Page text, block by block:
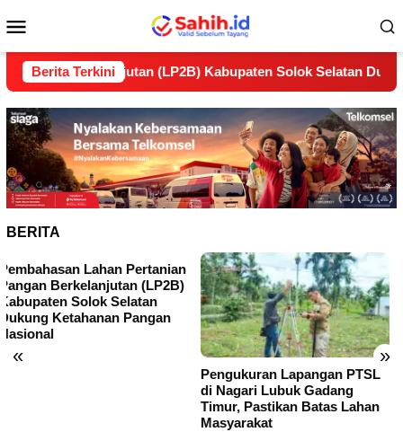
ke
Mobile
Berita Terkini
Berkelanjutan (LP2B) Kabupaten Solok Selatan Dukung
BERITA
« »
Peninjauan Lapangan
Pertimbangan Teknis
Pertanahan di Nagari Lubuk
Gadang Selatan Jamin